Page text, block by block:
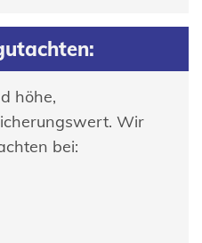
:
höhe,
Wir
bei: